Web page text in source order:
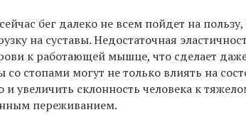
бег далеко не всем пойдет на
на суставы. Недостаточная
к работающей мышце, что сделает
стопами могут не только влиять на
и увеличить склонность человека к
переживанием.